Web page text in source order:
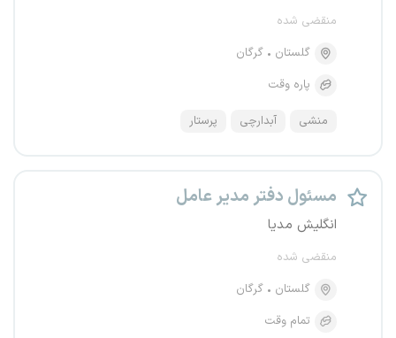
منقضی شده
گلستان
گرگان
پاره وقت
منشی آبدارچی پرستار
مسئول دفتر مدیر عامل
انگلیش مدیا
منقضی شده
گلستان
گرگان
تمام وقت